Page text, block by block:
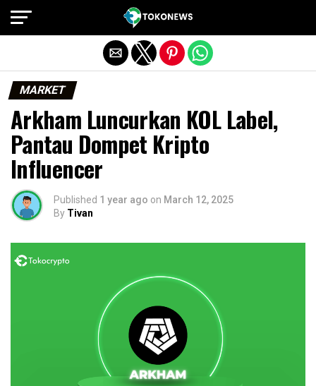
MARKET
Arkham Luncurkan KOL Label,
Pantau Dompet Kripto
Influencer
Published 1 year ago on March 12, 2025
By Tivan
Exit mobile version